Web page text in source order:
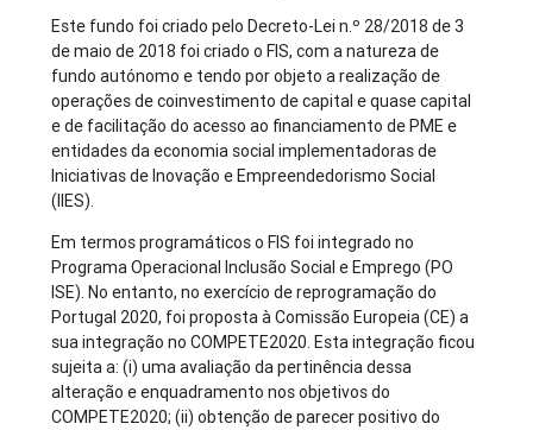
Este fundo foi criado pelo Decreto-Lei n.º 28/2018 de 3
de maio de 2018 foi criado o FIS, com a natureza de
fundo autónomo e tendo por objeto a realização de
operações de coinvestimento de capital e quase capital
e de facilitação do acesso ao financiamento de PME e
entidades da economia social implementadoras de
Iniciativas de Inovação e Empreendedorismo Social
(IIES).
Em termos programáticos o FIS foi integrado no
Programa Operacional Inclusão Social e Emprego (PO
ISE). No entanto, no exercício de reprogramação do
Portugal 2020, foi proposta à Comissão Europeia (CE) a
sua integração no COMPETE2020. Esta integração ficou
sujeita a: (i) uma avaliação da pertinência dessa
alteração e enquadramento nos objetivos do
COMPETE2020; (ii) obtenção de parecer positivo do